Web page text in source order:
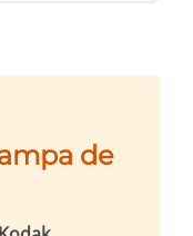
de